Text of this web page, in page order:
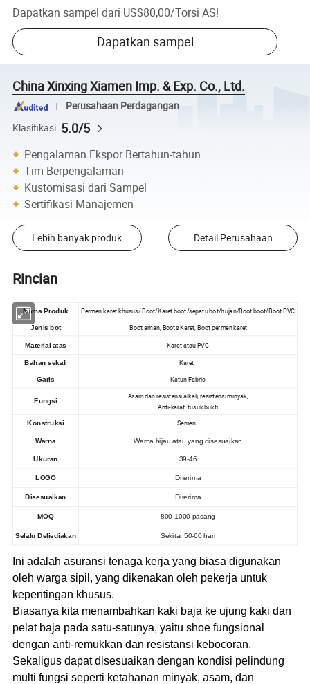
Dapatkan sampel dari US$80,00/Torsi AS!
Dapatkan sampel
China Xinxing Xiamen Imp. & Exp. Co., Ltd.
Perusahaan Perdagangan
Klasifikasi 5.0/5
Pengalaman Ekspor Bertahun-tahun
Tim Berpengalaman
Kustomisasi dari Sampel
Sertifikasi Manajemen
Lebih banyak produk Detail Perusahaan
Rincian
Nama Produk Permen karet khusus/ Boot/Karet boot/sepatu bot/hujan/Boot boot/Boot PVC
Jenis bot Boot aman, Boots Karet, Boot permen karet
Material atas Karet atau PVC
Bahan sekali Karet
Garis Katun Fabric
Fungsi
Asam dan resistensi alkali, resistensi minyak,
Anti-karat, tusuk bukti
Konstruksi Semen
Warna Warna hijau atau yang disesuaikan
Ukuran 39-46
LOGO Diterima
Disesuaikan Diterima
MOQ 800-1000 pasang
Selalu Deliediakan Sekitar 50-60 hari
Ini adalah asuransi tenaga kerja yang biasa digunakan
oleh warga sipil, yang dikenakan oleh pekerja untuk
kepentingan khusus.
Biasanya kita menambahkan kaki baja ke ujung kaki dan
pelat baja pada satu-satunya, yaitu shoe fungsional
dengan anti-remukkan dan resistansi kebocoran.
Sekaligus dapat disesuaikan dengan kondisi pelindung
multi fungsi seperti ketahanan minyak, asam, dan